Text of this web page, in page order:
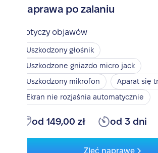
Naprawa po zalaniu
Dotyczy objawów
Uszkodzony głośnik
Uszkodzone gniazdo micro jack
Uszkodzony mikrofon
Aparat się
Ekran nie rozjaśnia automatycznie
od 149,00 zł od 3 dni
Zleć naprawę